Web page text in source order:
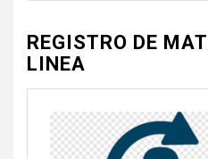
REGISTRO DE
LINEA